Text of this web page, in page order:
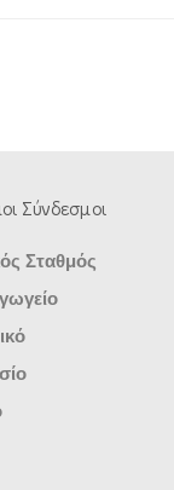
Σύνδεσμοι
Σταθμός